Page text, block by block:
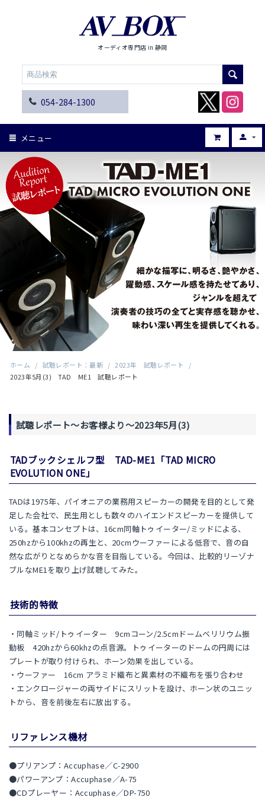
オーディオ専門店 in 静岡
054-284-1300
メニュー
ホーム / 試聴レポート：最新 / 2023年 試聴レポート
/
2023年5月(3) TAD ME1 試聴レポート
試聴レポート～お客様より～2023年5月(3)
TADブックシェルフ型 TAD-ME1「TAD MICRO
EVOLUTION ONE」
TADは1975年、パイオニアの業務用スピーカーの開発を目的として発
足した会社で、民生用としも数々のハイエンドスピーカーを提供して
いる。基本コンセプトは、16cm同軸トゥイーター/ミッドによる、
250hzから100khzの再生と、20cmウーファーによる低音で、音の自
然な広がりとなめらかな音を目指している。今回は、比較的リーゾナ
ブルなME1を取り上げ試聴してみた。
技術的特徴
・同軸ミッド/トゥイーター 9cmコーン/2.5cmドームベリリウム振
動板 420hzから60khzの点音源。トゥイーターのドームの円周には
プレートが取り付けられ、ホーン効果を出している。
・ウーファー 16cm アラミド織布と異素材の不織布を張り合わせ
・エンクロージャーの両サイドにスリットを設け、ホーン状のユニッ
トから、音を前後左右に放出する。
リファレンス機材
●プリアンプ：Accuphase／C-2900
●パワーアンプ：Accuphase／A-75
●CDプレーヤー：Accuphase／DP-750